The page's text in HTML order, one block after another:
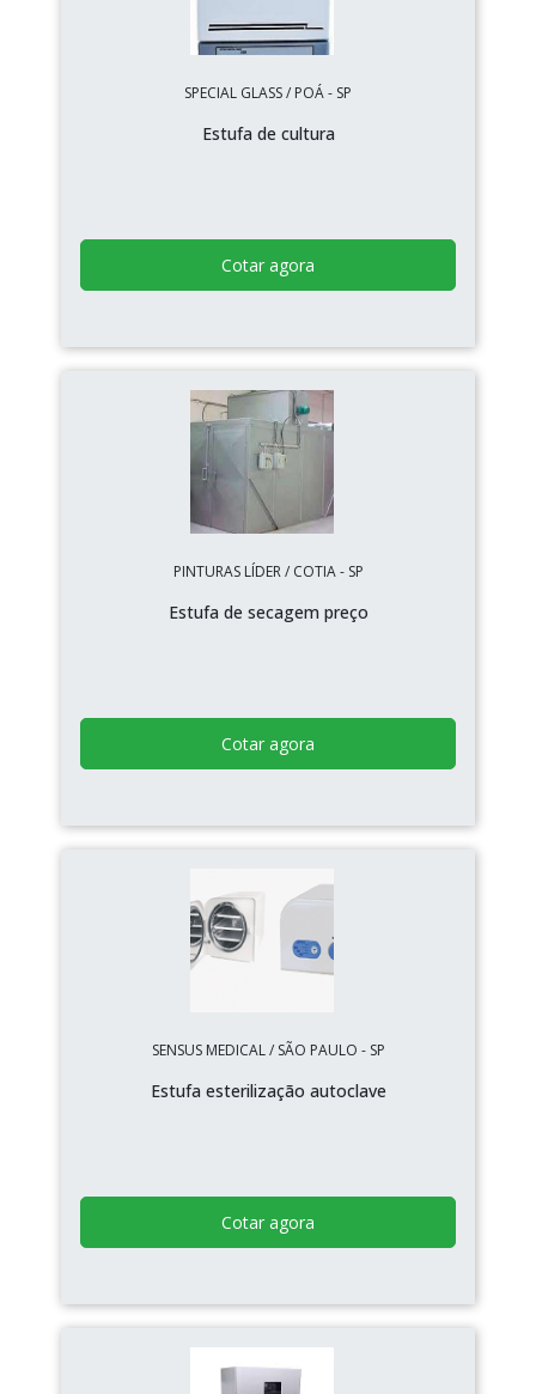
SPECIAL GLASS / POÁ - SP
Estufa de cultura
Cotar agora
PINTURAS LÍDER / COTIA - SP
Estufa de secagem preço
Cotar agora
SENSUS MEDICAL / SÃO PAULO - SP
Estufa esterilização autoclave
Cotar agora